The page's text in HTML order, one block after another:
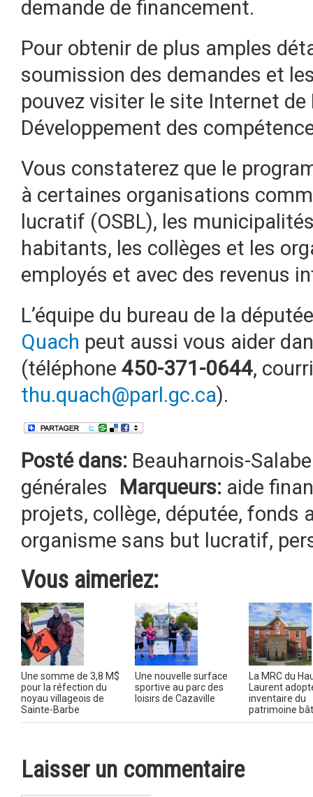
demande de financement.
Pour obtenir de plus amples
soumission des demandes et
pouvez visiter le site Internet
Développement des
Vous constaterez que le
à certaines organisations
lucratif (OSBL), les
habitants, les collèges et les
employés et avec des revenus
L’équipe du bureau de la
Quach peut aussi vous aider
(téléphone 450-371-0644,
thu.quach@parl.gc.ca).
Posté dans: Beauharnois-
générales
Marqueurs: aide
projets, collège, députée, fonds
organisme sans but lucratif,
Vous aimeriez:
Une somme de 3,8 M$
pour la réfection du
noyau villageois de
Sainte-Barbe
Une nouvelle surface
sportive au parc des
loisirs de Cazaville
La MRC du
Laurent
inventaire du
patrimoine
Laisser un commentaire